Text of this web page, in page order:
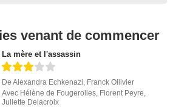
venant de commencer
La mère et l'assassin
DeAlexandra Echkenazi Franck Ollivier
Avec Hélène de Fougerolles Florent Peyre
Juliette Delacroix